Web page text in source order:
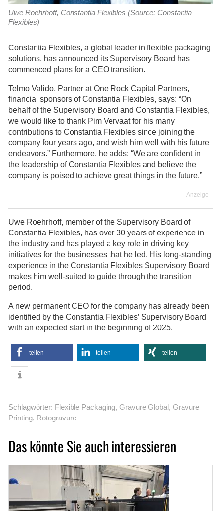
Uwe Roehrhoff, Constantia Flexibles (Source: Constantia
Flexibles)
Constantia Flexibles, a global leader in flexible packaging
solutions, has announced its Supervisory Board has
commenced plans for a CEO transition.
Telmo Valido, Partner at One Rock Capital Partners,
financial sponsors of Constantia Flexibles, says: “On
behalf of the Supervisory Board and Constantia Flexibles,
we would like to thank Pim Vervaat for his many
contributions to Constantia Flexibles since joining the
company four years ago, and wish him well with his future
endeavors.” Furthermore, he adds: “We are confident in
the leadership of Constantia Flexibles and believe the
company is poised to achieve great things in the future.”
Anzeige
Uwe Roehrhoff, member of the Supervisory Board of
Constantia Flexibles, has over 30 years of experience in
the industry and has played a key role in driving key
initiatives for the businesses that he led. His long-standing
experience in the Constantia Flexibles Supervisory Board
makes him well-suited to guide through the transition
period.
A new permanent CEO for the company has already been
identified by the Constantia Flexibles’ Supervisory Board
with an expected start in the beginning of 2025.
teilen teilen teilen
Schlagwörter: Flexible Packaging, Gravure Global, Gravure
Printing, Rotogravure
Das könnte Sie auch interessieren